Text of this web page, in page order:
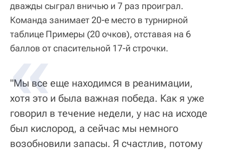
дважды сыграл вничью и 7 раз проиграл.
Команда занимает 20-е место в турнирной
таблице Примеры (20 очков), отставая на 6
баллов от спасительной 17-й строчки.
"Мы все еще находимся в реанимации,
хотя это и была важная победа. Как я уже
говорил в течение недели, у нас на исходе
был кислород, а сейчас мы немного
возобновили запасы. Я счастлив, потому